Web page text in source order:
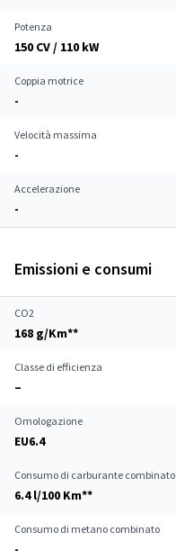
Potenza
150 CV / 110 kW
Coppia motrice
-
Velocità massima
-
Accelerazione
-
Emissioni e consumi
CO2
168 g/Km**
Classe di efficienza
–
Omologazione
EU6.4
Consumo di carburante combinato
6.4 l/100 Km**
Consumo di metano combinato
-